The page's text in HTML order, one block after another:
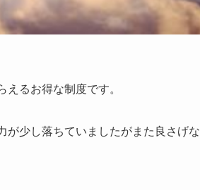
るお得な制度です。
が少し落ちていましたがまた良さげな